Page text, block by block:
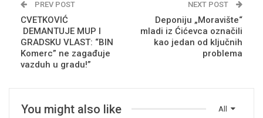
PREV POST
CVETKOVIĆ
DEMANTUJE MUP I
GRADSKU VLAST: “BIN
Komerc” ne zagađuje
vazduh u gradu!”
NEXT POST
Deponiju „Moravište“
mladi iz Ćićevca označili
kao jedan od ključnih
problema
All
You might also like